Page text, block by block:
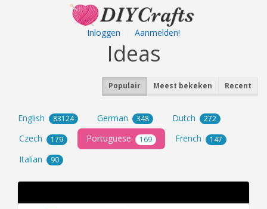
Inloggen Aanmelden!
Ideas
Populair Meest bekeken Recent
English 83124 German 348 Dutch 272
Czech 179 Portuguese 169 French 147
Italian 90